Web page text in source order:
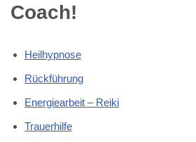
Coach!
Heilhypnose
Rückführung
Energiearbeit – Reiki
Trauerhilfe